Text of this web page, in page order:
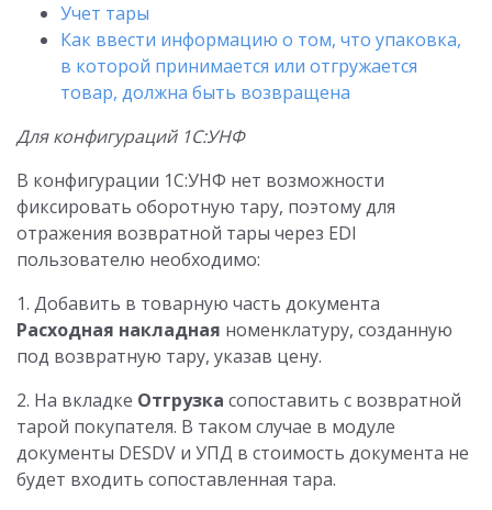
Учет тары
Как ввести информацию о том, что упаковка,
в которой принимается или отгружается
товар, должна быть возвращена
Для конфигураций 1С:УНФ
В конфигурации 1С:УНФ нет возможности
фиксировать оборотную тару, поэтому для
отражения возвратной тары через EDI
пользователю необходимо:
1. Добавить в товарную часть документа
Расходная накладная номенклатуру, созданную
под возвратную тару, указав цену.
2. На вкладке Отгрузка сопоставить с возвратной
тарой покупателя. В таком случае в модуле
документы DESDV и УПД в стоимость документа не
будет входить сопоставленная тара.